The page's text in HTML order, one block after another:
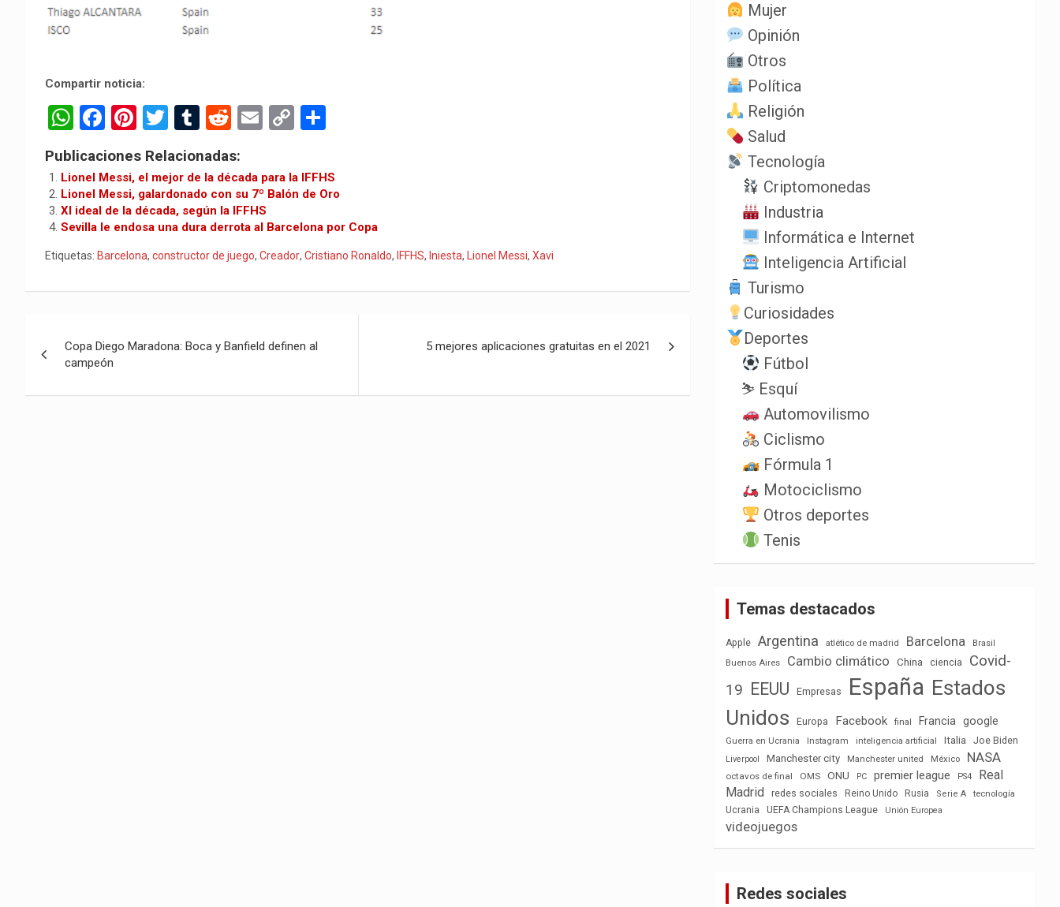
Compartir noticia:
W
h
at
s
A
p
p
F
a
ce
b
o
k
Pi
nt
er
es
t
T
wi
tt
er
T
m
bl
r
R
d
di
t
E
ail
C
py
Li
n
k
m
p
ar
tir
Publicaciones Relacionadas:
Lionel Messi, el mejor de la década para la IFFHS
Lionel Messi, galardonado con su 7º Balón de Oro
XI ideal de la década, según la IFFHS
Sevilla le endosa una dura derrota al Barcelona por Copa
Etiquetas: Barcelona, constructor de juego, Creador, Cristiano Ronaldo, IFFHS, Iniesta, Lionel Messi, Xavi
de
entradas
Copa Diego Maradona: Boca y Banfield definen al
campeón
5 mejores aplicaciones gratuitas en el 2021
Mujer
Opinión
Otros
Política
Religión
Salud
Tecnología
Criptomonedas
Industria
Informática e Internet
Inteligencia Artificial
Turismo
Curiosidades
Deportes
Fútbol
⛷️ Esquí
Automovilismo
Ciclismo
Fórmula 1
Motociclismo
Otros deportes
Tenis
Temas destacados
Apple Argentina atlético de madrid Barcelona
Brasil
Buenos Aires
Cambio climático China ciencia
Covid-
19
EEUU Empresas España Estados
Unidos
Europa Facebook final Francia google
Guerra en Ucrania Instagram inteligencia artificial Italia Joe Biden
Liverpool Manchester city Manchester united México NASA
octavos de final OMS ONU PC premier league PS4
Real
Madrid
redes sociales Reino Unido Rusia Serie A
tecnología
Ucrania
UEFA Champions League Unión Europea
videojuegos
Redes sociales